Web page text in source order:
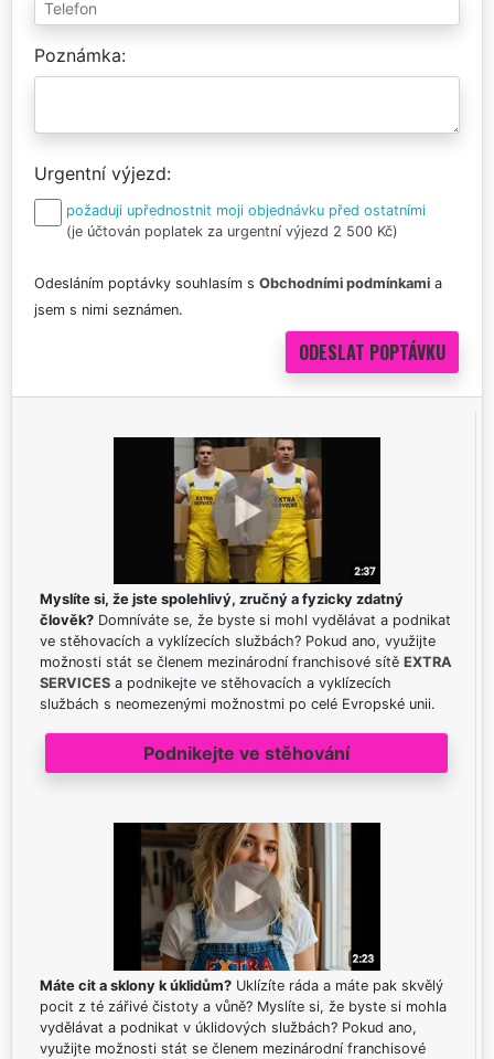
Poznámka
Urgentní výjezd
požaduji upřednostnit moji objednávku před ostatními
(je účtován poplatek za urgentní výjezd 2 500 Kč)
Odesláním poptávky souhlasím s Obchodními podmínkami a
jsem s nimi seznámen.
Myslíte si, že jste spolehlivý, zručný a fyzicky zdatný
člověk? Domníváte se, že byste si mohl vydělávat a podnikat
ve stěhovacích a vyklízecích službách? Pokud ano, využijte
možnosti stát se členem mezinárodní franchisové sítě EXTRA
SERVICES a podnikejte ve stěhovacích a vyklízecích
službách s neomezenými možnostmi po celé Evropské unii.
Podnikejte ve stěhování
Máte cit a sklony k úklidům? Uklízíte ráda a máte pak skvělý
pocit z té zářivé čistoty a vůně? Myslíte si, že byste si mohla
vydělávat a podnikat v úklidových službách? Pokud ano,
využijte možnosti stát se členem mezinárodní franchisové